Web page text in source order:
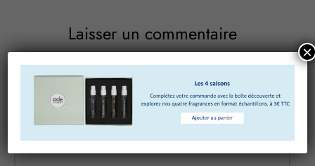
Laisser un commentaire
Votre adresse e-mail ne sera pas publiée.
obligatoires sont indiqués avec*
Commentaire*
×